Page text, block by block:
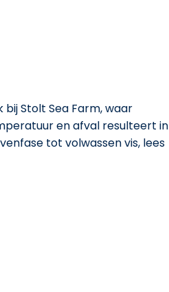
Stolt Sea Farm, waar
en afval resulteert in
tot volwassen vis, lees